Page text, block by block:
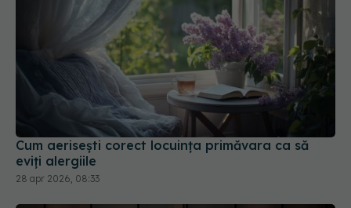
Cum aerisești corect locuința primăvara ca să
eviți alergiile
28 apr 2026, 08:33